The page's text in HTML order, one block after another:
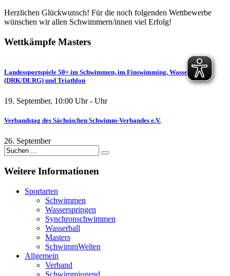
Herzlichen Glückwunsch! Für die noch folgenden Wettbewerbe
wünschen wir allen Schwimmern/innen viel Erfolg!
Wettkämpfe Masters
Landessportspiele 50+ im Schwimmen, im Finswimming, Wasserrettung
(DRK/DLRG) und Triathlon
19. September, 10:00 Uhr - Uhr
Verbandstag des Sächsischen Schwimm-Verbandes e.V.
26. September
Weitere Informationen
Sportarten
Schwimmen
Wasserspringen
Synchronschwimmen
Wasserball
Masters
SchwimmWelten
Allgemein
Verband
Schwimmjugend